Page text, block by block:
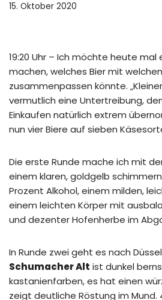
15. Oktober 2020
19:20 Uhr – Ich möchte heute mal
machen, welches Bier mit
zusammenpassen könnte.
vermutlich eine Untertreibung,
Einkaufen natürlich extrem
nun vier Biere auf sieben
Die erste Runde mache ich mit
einem klaren, goldgelb
Prozent Alkohol, einem milden,
einem leichten Körper mit
und dezenter Hofenherbe im
In Runde zwei geht es nach
Schumacher Alt ist dunkel
kastanienfarben, es hat einen
zeigt deutliche Röstung im Mund.